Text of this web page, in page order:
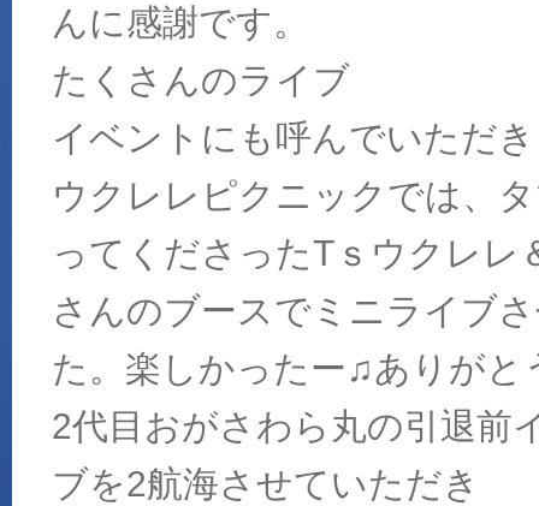
んに感謝です。
たくさんのライブ
イベントにも呼んでいただ
ウクレレピクニックでは、
ってくださったTｓウクレレ
さんのブースでミニライブ
た。楽しかったー♫ありがと
2代目おがさわら丸の引退前
ブを2航海させていただき